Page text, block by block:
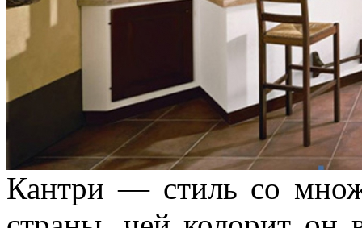
Кантри — стиль со